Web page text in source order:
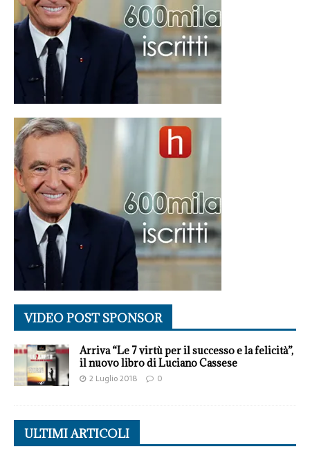
VIDEO POST SPONSOR
Arriva “Le 7 virtù per il successo e la felicità”,
il nuovo libro di Luciano Cassese
2 Luglio 2018 0
ULTIMI ARTICOLI